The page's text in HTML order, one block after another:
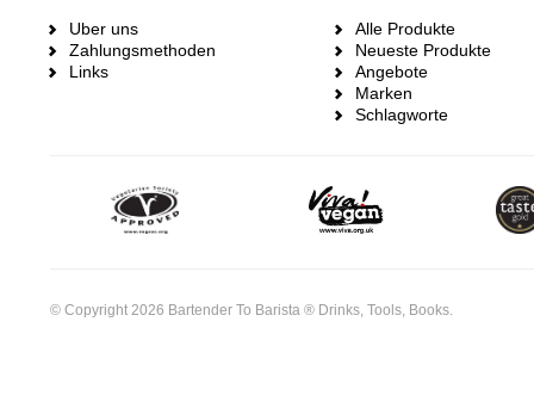
Uber uns
Zahlungsmethoden
Links
Alle Produkte
Neueste Produkte
Angebote
Marken
Schlagworte
© Copyright 2026 Bartender To Barista ® Drinks, Tools, Books.